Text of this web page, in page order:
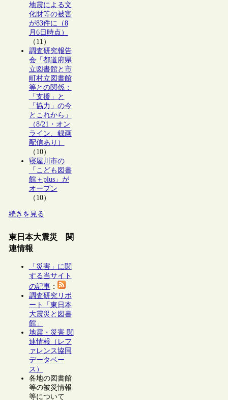
地震による文
化財等の被害
が83件に（8
月6日時点）
（11）
調査研究報告
会「都道府県
立図書館と市
町村立図書館
等との関係：
「支援」と
「協力」の今
とこれから」
（8/21・オン
ライン、録画
配信あり）
（10）
寝屋川市の
「こども図書
館＋plus」が
オープン
（10）
続きを見る
東日本大震災 関
連情報
「災害」に関
する当サイト
の記事：
調査研究リポ
ート「東日本
大震災と図書
館」
地震・災害 関
連情報（レフ
ァレンス協同
データベー
ス）
各地の図書館
等の被災情報
等について